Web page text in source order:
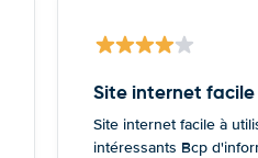
Site internet
Site internet facile à
intéressants Bcp